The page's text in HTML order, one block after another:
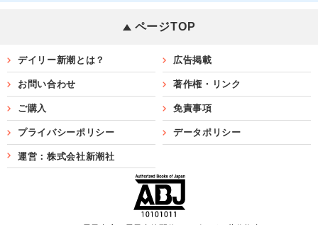
ページTOP
デイリー新潮とは？ 広告掲載
お問い合わせ 著作権・リンク
ご購入 免責事項
プライバシーポリシー データポリシー
運営：株式会社新潮社